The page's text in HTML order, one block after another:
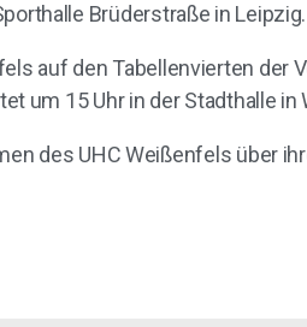
Brüderstraße in Leipzig.
auf den Tabellenvierten der
um 15 Uhr in der Stadthalle in
des UHC Weißenfels über